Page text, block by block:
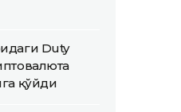
Duty
қўйди